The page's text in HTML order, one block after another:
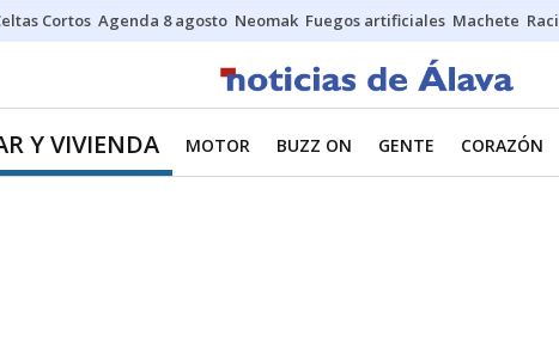
Cortos Agenda 8 agosto Neomak Fuegos artificiales Machete
Y VIVIENDA MOTOR BUZZ ON GENTE CORAZÓN